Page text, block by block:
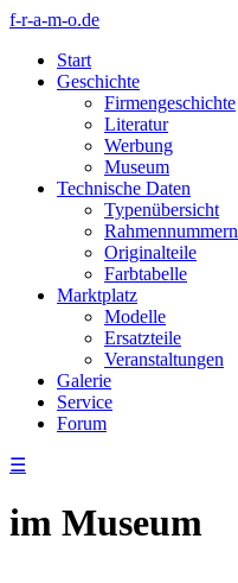
f-r-a-m-o.de
Start
Geschichte
Firmengeschichte
Literatur
Werbung
Museum
Technische Daten
Typenübersicht
Rahmennummern
Originalteile
Farbtabelle
Marktplatz
Modelle
Ersatzteile
Veranstaltungen
Galerie
Service
Forum
☰
im Museum